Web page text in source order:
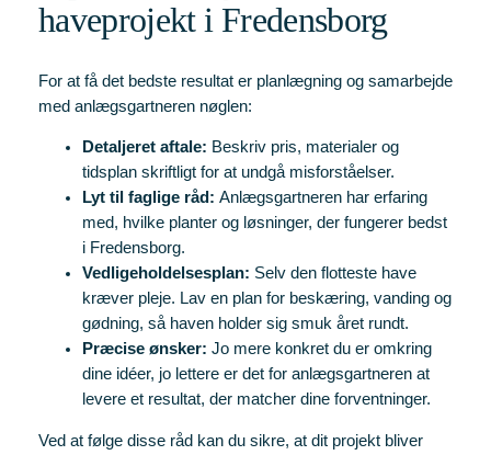
haveprojekt i Fredensborg
For at få det bedste resultat er planlægning og samarbejde
med anlægsgartneren nøglen:
Detaljeret aftale: Beskriv pris, materialer og
tidsplan skriftligt for at undgå misforståelser.
Lyt til faglige råd: Anlægsgartneren har erfaring
med, hvilke planter og løsninger, der fungerer bedst
i Fredensborg.
Vedligeholdelsesplan: Selv den flotteste have
kræver pleje. Lav en plan for beskæring, vanding og
gødning, så haven holder sig smuk året rundt.
Præcise ønsker: Jo mere konkret du er omkring
dine idéer, jo lettere er det for anlægsgartneren at
levere et resultat, der matcher dine forventninger.
Ved at følge disse råd kan du sikre, at dit projekt bliver